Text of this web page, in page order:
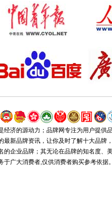
经济的源动力；品牌网专注为用户提
最新品牌资讯，让你及时了解十大品牌
的企业品牌；其无论在品牌的知名度
于广大消费者,仅供消费者购买参考依